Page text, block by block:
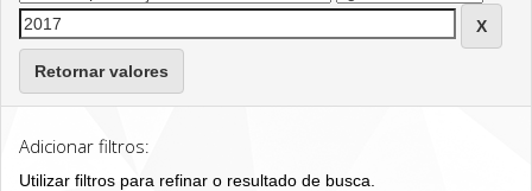
Retornar valores
Adicionar filtros:
Utilizar filtros para refinar o resultado de busca.